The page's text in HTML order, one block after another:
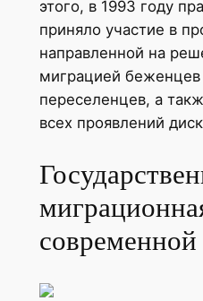
этого, в 1993 году
приняло участие в
направленной на
миграцией
переселенцев, а
всех проявлений